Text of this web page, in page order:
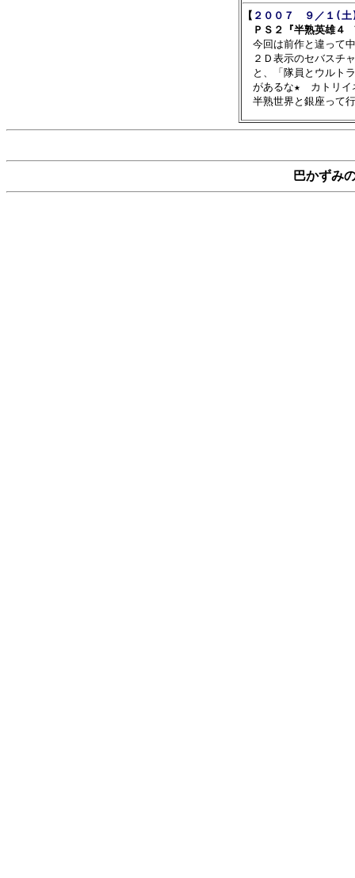
【 ２００７　９／１(
ＰＳ２『半熟英雄４
今回は前作と違って
２Ｄ表示のセバスチ
と、「隊員とウルト
があるな★　カトリイ
巴かずみ